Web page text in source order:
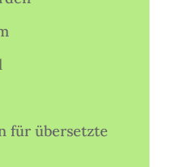
für übersetzte